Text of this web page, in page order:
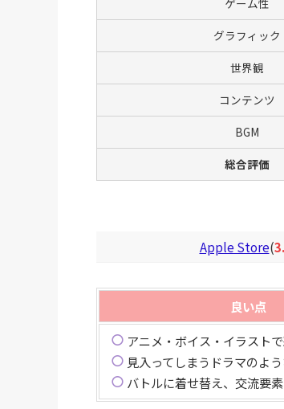
ゲーム性
グラフィック
世界観
コンテンツ
BGM
総合評価
Apple Store(
良い点
アニメ・ボイス・イラスト
見入ってしまうドラマのよ
バトルに着せ替え、交流要素